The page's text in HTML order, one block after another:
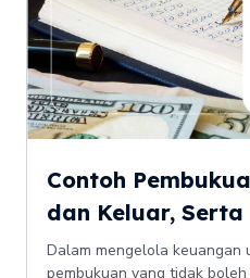
Contoh
dan Keluar, Serta
Dalam mengelola keuangan
pembukuan yang tidak